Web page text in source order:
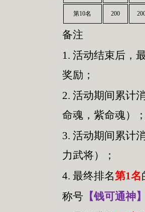
第10名 200
备注
1. 活动结束后，
奖励；
2. 活动期间累计
命魂，紫命魂）
3. 活动期间累计
力武将）；
4. 最终排名第1名
称号 【钱可通神